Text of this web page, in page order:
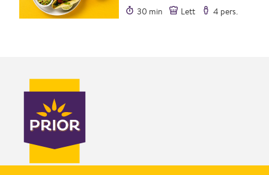
30 min Lett 4 pers.